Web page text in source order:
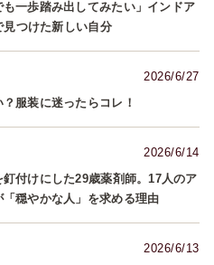
も一歩踏み出してみたい」インドア
つけた新しい自分
2026/6/27
服装に迷ったらコレ！
2026/6/14
釘付けにした29歳薬剤師。17人のア
穏やかな人」を求める理由
2026/6/13